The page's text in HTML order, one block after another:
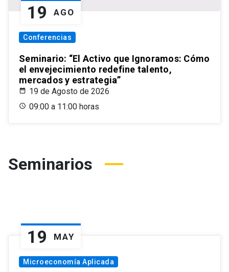
19 AGO
Conferencias
Seminario: “El Activo que Ignoramos: Cómo
el envejecimiento redefine talento,
mercados y estrategia”
19 de Agosto de 2026
09:00 a 11:00 horas
Seminarios
19 MAY
Microeconomía Aplicada